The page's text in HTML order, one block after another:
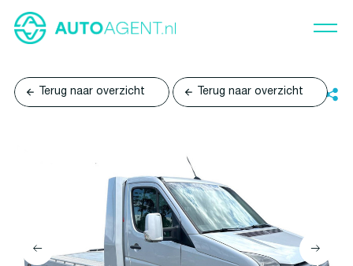
Terug naar overzicht Terug naar overzicht